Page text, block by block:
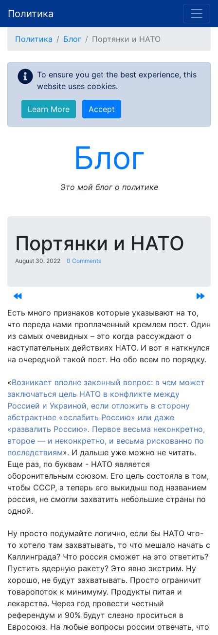
Политика
Политика Блог Портянки и НАТО
To ensure you get the best experience, this
website uses cookies.
Learn More Accept
Блог
Это мой блог о политике
Портянки и НАТО
August 30. 2022 0 Comments
Есть много признаков которые указывают на то,
что переда нами проплаченный кремлем пост. Один
из самых очевидных – это когда рассуждают о
наступательных действиях НАТО. И вот я наткнулся
на очередной такой пост. Но обо всем по порядку.
«Возникает вполне законный вопрос: в чем может
заключаться цель НАТО в конфликте между
Россией и Украиной, если отложить в сторону
абстрактное «ослабить Россию» или даже
«развалить Россию». Первое весьма неконкретно,
второе — и неконкретно, и весьма рискованно по
последствиям». И дальше уже можно не читать.
Еще раз, по буквам - НАТО является
оборонительным союзом. Его цель состояла в том,
чтобы СССР, а теперь его выкидыш под названием
россия, не смогли захватить небольшие страны по
одной.
Ну просто подумайте логично, если бы НАТО что-
то хотело там захватывать, то что мешало начать с
Каллинграда? Что россия сможет на это ответить?
Пустить ядерную ракету? Это явно экстрим. Ну
хорошо, не будут захватывать. Просто ограничит
товаропоток к минимуму. Продукты питая и
лекарства. Через год провести честный
референдум и 90% будут слезно проситься в
Евросоюз. На любые вопросы россии отвечать, что